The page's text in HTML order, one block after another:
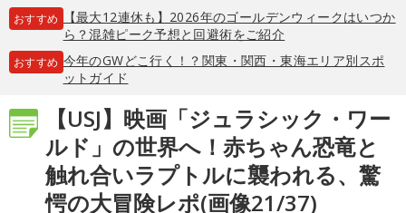
おすすめ
【最大12連休も】2026年のゴールデンウィークはいつか
ら？混雑ピーク予想と回避術をご紹介
おすすめ 今年のGWどこ行く！？関東・関西・東海エリア別スポ
ットガイド
【USJ】映画「ジュラシック・ワー
ルド」の世界へ！赤ちゃん恐竜と
触れ合いラプトルに襲われる、驚
愕の大冒険レポ(画像21/37)